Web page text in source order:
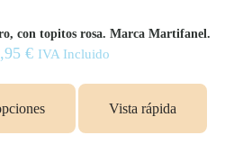
con topitos rosa. Marca Martifanel.
€ IVA Incluido
Vista rápida